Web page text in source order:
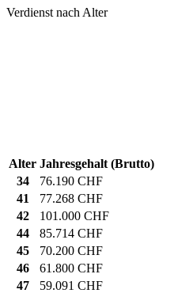
Verdienst nach Alter
Alter Jahresgehalt (Brutto)
34
76.190 CHF
41
77.268 CHF
42
101.000 CHF
44
85.714 CHF
45
70.200 CHF
46
61.800 CHF
47
59.091 CHF